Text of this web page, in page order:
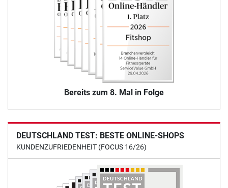
Bereits zum 8. Mal in Folge
DEUTSCHLAND TEST: BESTE ONLINE-SHOPS
KUNDENZUFRIEDENHEIT (FOCUS 16/26)